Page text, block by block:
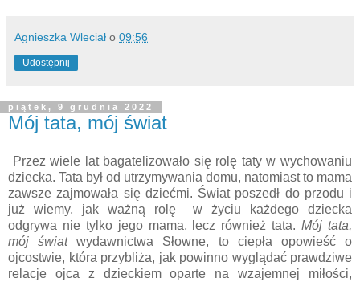
Agnieszka Wleciał o 09:56
Udostępnij
piątek, 9 grudnia 2022
Mój tata, mój świat
Przez wiele lat bagatelizowało się rolę taty w wychowaniu
dziecka. Tata był od utrzymywania domu, natomiast to mama
zawsze zajmowała się dziećmi. Świat poszedł do przodu i
już wiemy, jak ważną rolę w życiu każdego dziecka
odgrywa nie tylko jego mama, lecz również tata.Mój tata,
mój światwydawnictwa Słowne, to ciepła opowieść o
ojcostwie, która przybliża, jak powinno wyglądać prawdziwe
relacje ojca z dzieckiem oparte na wzajemnej miłości,